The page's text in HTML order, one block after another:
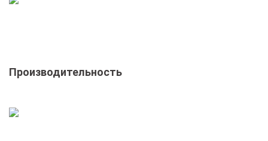
Производительность